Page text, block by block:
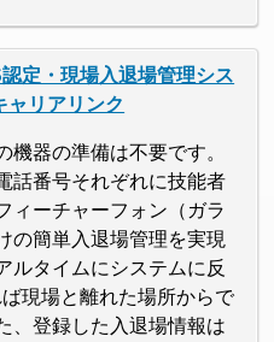
定・現場入退場管理シス
ャリアリンク
機器の準備は不要です。
話番号それぞれに技能者
ィーチャーフォン（ガラ
の簡単入退場管理を実現
ルタイムにシステムに反
現場と離れた場所からで
、登録した入退場情報は